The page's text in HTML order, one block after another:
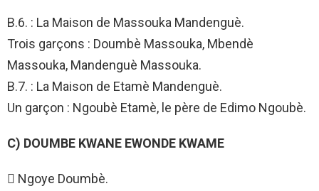
B.6. : La Maison de Massouka Mandenguè.
Trois garçons : Doumbè Massouka, Mbendè
Massouka, Mandenguè Massouka.
B.7. : La Maison de Etamè Mandenguè.
Un garçon : Ngoubè Etamè, le père de Edimo Ngoubè.
C) DOUMBE KWANE EWONDE KWAME
 Ngoye Doumbè.